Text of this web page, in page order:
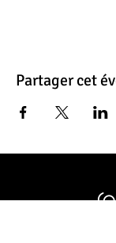
Partager cet